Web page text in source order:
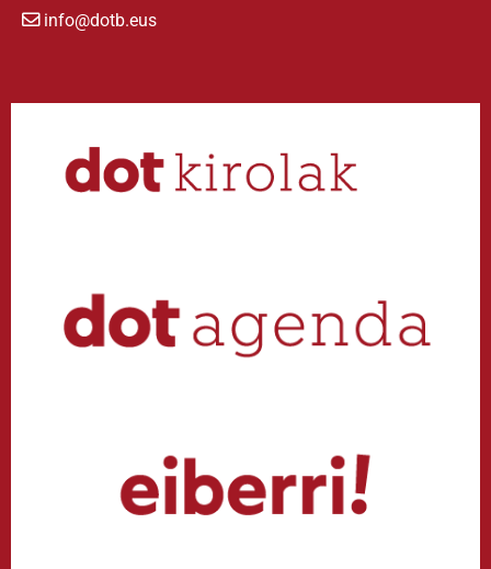
info@dotb.eus